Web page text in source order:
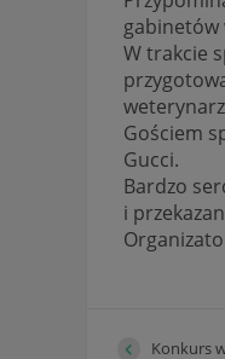
gabinetów
W trakcie
Gościem
Gucci.
Bardzo
i
Konkurs